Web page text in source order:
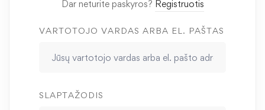
Dar neturite paskyros? Registruotis
VARTOTOJO VARDAS ARBA EL. PAŠTAS
SLAPTAŽODIS